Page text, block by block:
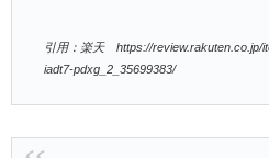
引用：楽天 https://review.rakuten.co.jp/
iadt7-pdxg_2_35699383/